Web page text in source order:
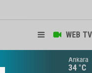
WEB TV
Rüstem Yiğit
Ankara
34 °C